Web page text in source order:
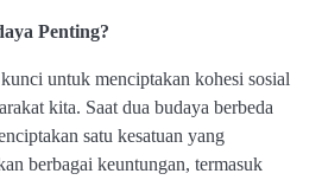
Penting?
untuk menciptakan kohesi sosial
kita. Saat dua budaya berbeda
satu kesatuan yang
berbagai keuntungan, termasuk